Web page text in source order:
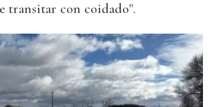
transitar con coidado".